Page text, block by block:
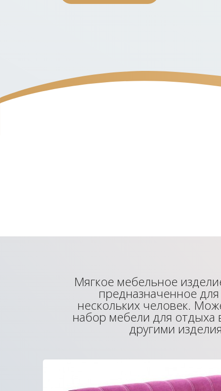
Мягкое мебельное
предназначенное
нескольких человек.
набор мебели для отдыха
другими